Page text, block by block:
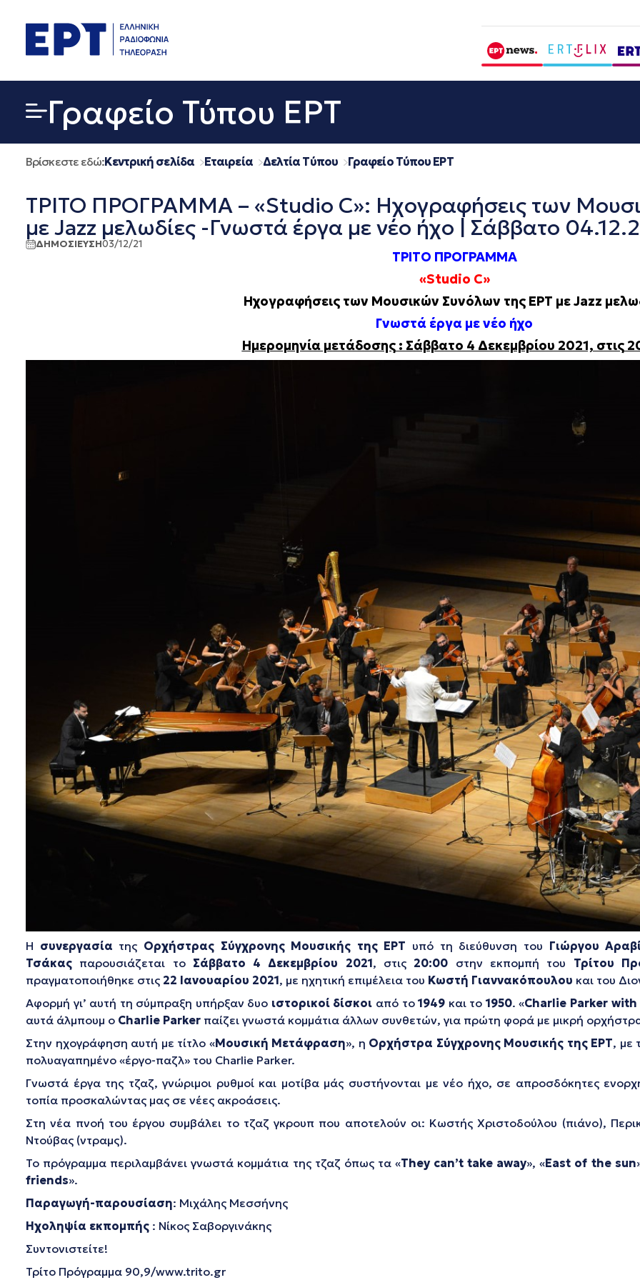
περιεχόμενο
Γραφείο Τύπου ΕΡΤ
Βρίσκεστε εδώ:Κεντρική σελίδα Εταιρεία Δελτία Τύπου Γραφείο Τύπου ΕΡΤ
ΤΡΙΤΟ ΠΡΟΓΡΑΜΜΑ – «Studio C»: Ηχογραφήσεις των
με Jazz μελωδίες -Γνωστά έργα με νέο ήχο | Σάββατο
ΔΗΜΟΣΙΕΥΣΗ03/12/21
ΤΡΙΤΟ ΠΡΟΓΡΑΜΜΑ
«Studio C»
Ηχογραφήσεις των Μουσικών Συνόλων της ΕΡΤ με Jazz
Γνωστά έργα με νέο ήχο
Ημερομηνία μετάδοσης : Σάββατο 4 Δεκεμβρίου 2021, στις
Η συνεργασία της Ορχήστρας Σύγχρονης Μουσικής της ΕΡΤ υπό τη διεύθυνση του Γιώργου
Τσάκας παρουσιάζεται το Σάββατο 4 Δεκεμβρίου 2021, στις 20:00 στην εκπομπή του Τρίτου
πραγματοποιήθηκε στις 22 Ιανουαρίου 2021, με ηχητική επιμέλεια του Κωστή Γιαννακόπουλου και του
Αφορμή γι’ αυτή τη σύμπραξη υπήρξαν δυο ιστορικοί δίσκοι από το1949 και το 1950. «Charlie Parker
αυτά άλμπουμ ο Charlie Parker παίζει γνωστά κομμάτια άλλων συνθετών, για πρώτη φορά με μικρή
Στην ηχογράφηση αυτή με τίτλο «Μουσική Μετάφραση», η Ορχήστρα Σύγχρονης Μουσικής της ΕΡΤ, με
πολυαγαπημένο «έργο-παζλ» του Charlie Parker.
Γνωστά έργα της τζαζ, γνώριμοι ρυθμοί και μοτίβα μάς συστήνονται με νέο ήχο, σε απροσδόκητες
τοπία προσκαλώντας μας σε νέες ακροάσεις.
Στη νέα πνοή του έργου συμβάλει το τζαζ γκρουπ που αποτελούν οι: Κωστής Χριστοδούλου (πιάνο),
Ντούβας (ντραμς).
Το πρόγραμμα περιλαμβάνει γνωστά κομμάτια της τζαζ όπως τα «They can’t take away», «East of the sun
friends».
Παραγωγή-παρουσίαση: Μιχάλης Μεσσήνης
Ηχοληψία εκπομπής : Νίκος Σαβοργινάκης
Συντονιστείτε!
Τρίτο Πρόγραμμα 90,9/www.trito.gr